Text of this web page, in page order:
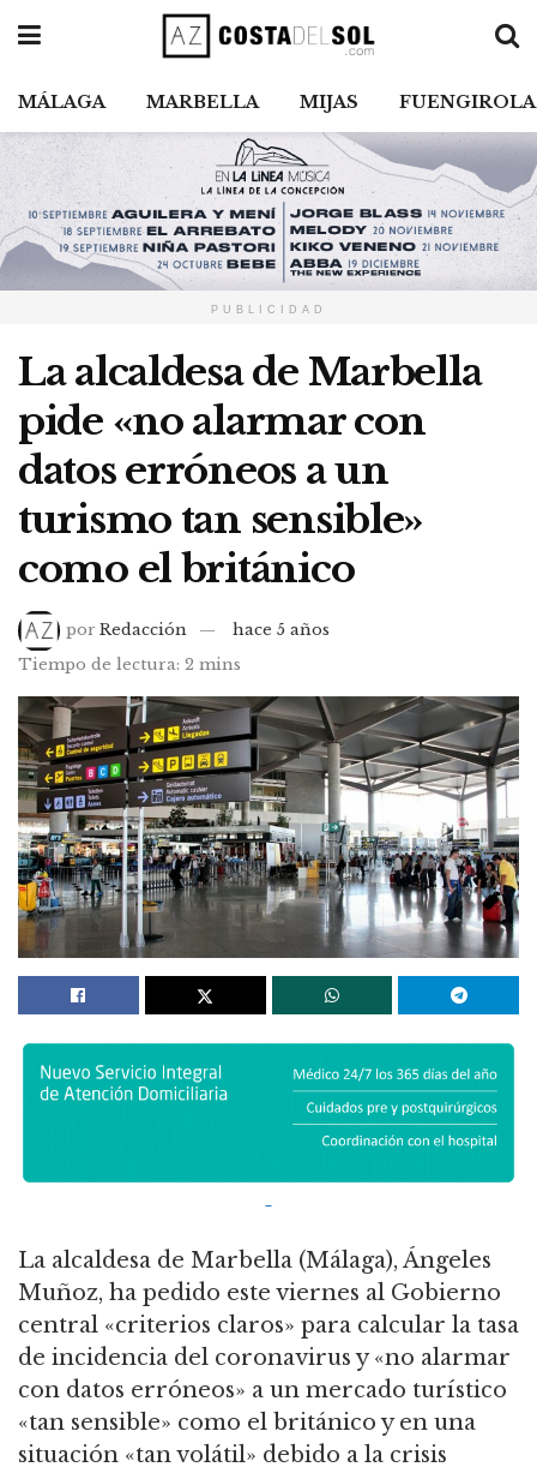
MÁLAGA MARBELLA MIJAS FUENGIROLA
PUBLICIDAD
La alcaldesa de Marbella
pide «no alarmar con
datos erróneos a un
turismo tan sensible»
como el británico
por Redacción
hace 5 años
Tiempo de lectura: 2 mins
La alcaldesa de Marbella (Málaga), Ángeles
Muñoz, ha pedido este viernes al Gobierno
central «criterios claros» para calcular la tasa
de incidencia del coronavirus y «no alarmar
con datos erróneos» a un mercado turístico
«tan sensible» como el británico y en una
situación «tan volátil» debido a la crisis